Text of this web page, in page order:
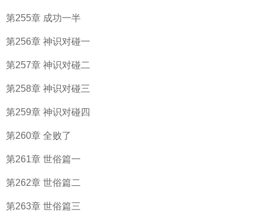
第255章 成功一半
第256章 神识对碰一
第257章 神识对碰二
第258章 神识对碰三
第259章 神识对碰四
第260章 全败了
第261章 世俗篇一
第262章 世俗篇二
第263章 世俗篇三